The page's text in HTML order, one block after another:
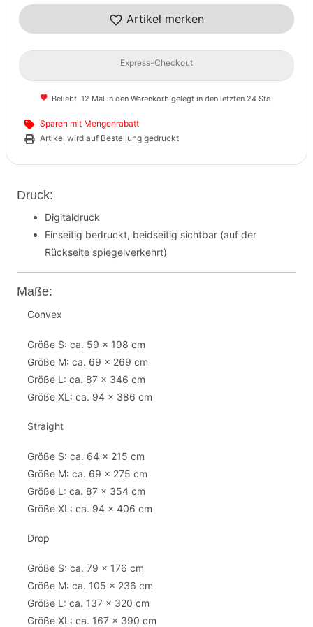
Artikel merken
Express-Checkout
Beliebt. 12 Mal in den Warenkorb gelegt in den letzten 24 Std.
Sparen mit Mengenrabatt
Artikel wird auf Bestellung gedruckt
Druck:
Digitaldruck
Einseitig bedruckt, beidseitig sichtbar (auf der
Rückseite spiegelverkehrt)
Maße:
Convex
Größe S: ca. 59 x 198 cm
Größe M: ca. 69 x 269 cm
Größe L: ca. 87 x 346 cm
Größe XL: ca. 94 x 386 cm
Straight
Größe S: ca. 64 x 215 cm
Größe M: ca. 69 x 275 cm
Größe L: ca. 87 x 354 cm
Größe XL: ca. 94 x 406 cm
Drop
Größe S: ca. 79 x 176 cm
Größe M: ca. 105 x 236 cm
Größe L: ca. 137 x 320 cm
Größe XL: ca. 167 x 390 cm